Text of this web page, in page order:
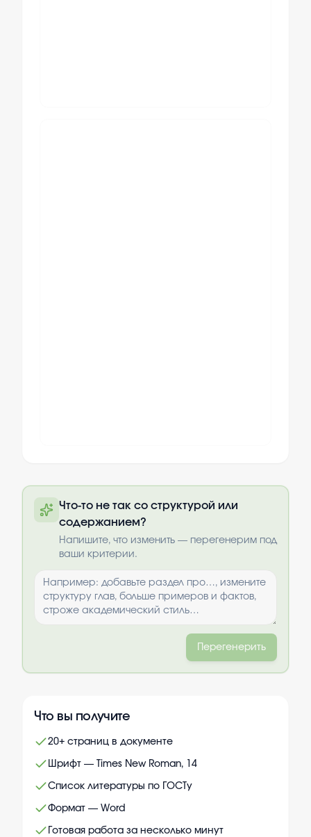
оплаты
Что-то не так со структурой или
содержанием?
Напишите, что изменить — перегенерим под
ваши критерии.
Перегенерить
Что вы получите
20+ страниц в документе
Шрифт — Times New Roman, 14
Список литературы по ГОСТу
Формат — Word
Готовая работа за несколько минут